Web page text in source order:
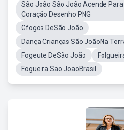
São João São João Acende
Coração Desenho PNG
Gfogos DeSão João
Dança Crianças São JoãoNa
Fogeute DeSão João
Fogueira Sao JoaoBrasil